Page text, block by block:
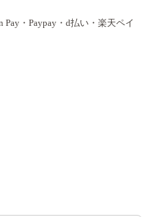
Pay・Paypay・d払い・楽天ペイ